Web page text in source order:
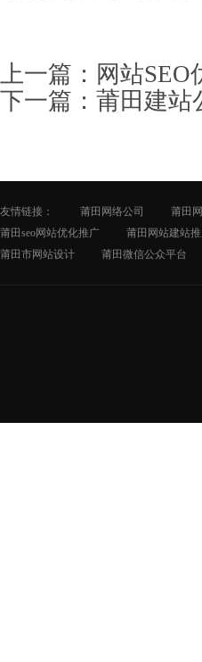
上一篇： 网站
下一篇： 莆田建站
友情链接： 莆田网络公司 莆田
莆田seo网站优化推广
莆田网站建站推
莆田市网站设计
莆田微信公众平台